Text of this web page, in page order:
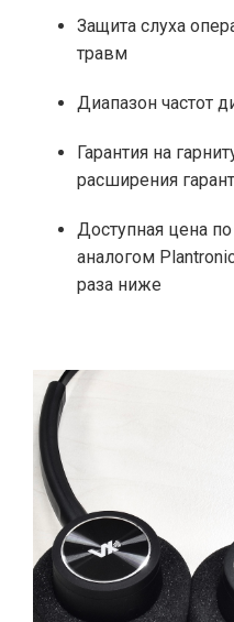
Защита слуха
травм
Диапазон частот
Гарантия на
расширения
Доступная цена
аналогом
раза ниже